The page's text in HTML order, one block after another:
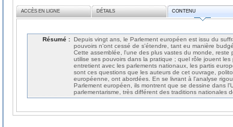
ACCÈS EN LIGNE DÉTAILS CONTENU
Résumé : Depuis vingt ans, le Parlement européen est issu du
pouvoirs n'ont cessé de s'étendre, tant eu manière
Cette assemblée, l'une des plus vastes du monde, reste
utilise ses pouvoirs dans la pratique ; quel rôle jouent
entretient avec les parlements nationaux, les partis
sont ces questions que les auteurs de cet ouvrage,
européenne, ont abordées. En se livrant à l'analyse
Parlement européen, ils montrent que se dessine dans
parlementarisme, très différent des traditions nationales